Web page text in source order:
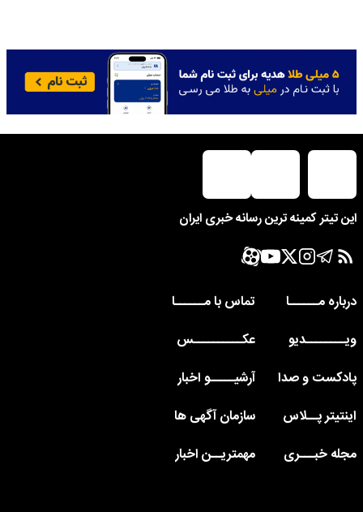
این تیتر کمینه ترین رسانه خبری ایران
درباره مــــــا
تماس با مــــــا
ویــــــــدیو
عکــــــــــس
پادکست و صدا
آرشیـــــو اخبار
اینتیتر پــلاس
سازمان آگهی ها
مجله خبـــری
مهمتریــن اخبار